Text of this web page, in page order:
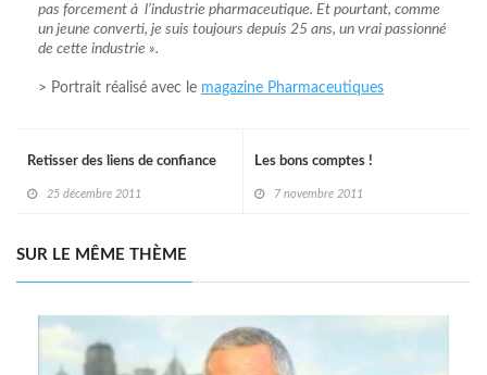
pas forcement à l’industrie pharmaceutique. Et pourtant, comme
un jeune converti, je suis toujours depuis 25 ans, un vrai passionné
de cette industrie ».
> Portrait réalisé avec le magazine Pharmaceutiques
Les bons comptes !
7 novembre 2011
Retisser des liens de confiance
25 décembre 2011
SUR LE MÊME THÈME